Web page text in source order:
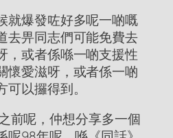
就爆發咗好多呢一啲嘅
去畀同志們可能免費去
，或者係喺一啲支援性
懷愛滋呀，或者係一啲
以攞得到。
前呢，仲想分享多一個